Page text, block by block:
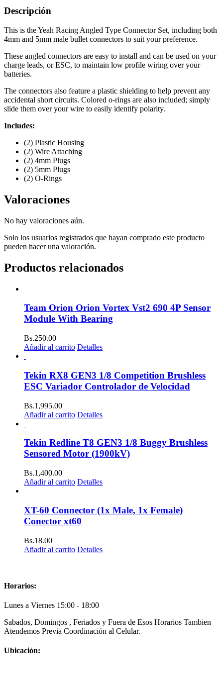
Descripción
This is the Yeah Racing Angled Type Connector Set, including both
4mm and 5mm male bullet connectors to suit your preference.
These angled connectors are easy to install and can be used on your
charge leads, or ESC, to maintain low profile wiring over your
batteries.
The connectors also feature a plastic shielding to help prevent any
accidental short circuits. Colored o-rings are also included; simply
slide them over your wire to easily identify polarity.
Includes:
(2) Plastic Housing
(2) Wire Attaching
(2) 4mm Plugs
(2) 5mm Plugs
(2) O-Rings
Valoraciones
No hay valoraciones aún.
Solo los usuarios registrados que hayan comprado este producto
pueden hacer una valoración.
Productos relacionados
Team Orion Orion Vortex Vst2 690 4P Sensor
Module With Bearing
Bs.250.00
Añadir al carrito Detalles
Tekin RX8 GEN3 1/8 Competition Brushless
ESC Variador Controlador de Velocidad
Bs.1,995.00
Añadir al carrito Detalles
Tekin Redline T8 GEN3 1/8 Buggy Brushless
Sensored Motor (1900kV)
Bs.1,400.00
Añadir al carrito Detalles
XT-60 Connector (1x Male, 1x Female)
Conector xt60
Bs.18.00
Añadir al carrito Detalles
Horarios:
Lunes a Viernes 15:00 - 18:00
Sabados, Domingos , Feriados y Fuera de Esos Horarios Tambien
Atendemos Previa Coordinación al Celular.
Ubicación: